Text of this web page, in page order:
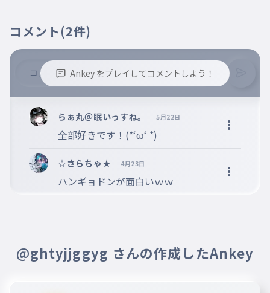
コメント (2件)
Ankey をプレイしてコメントしよう！
※コメントするには、ログインが必要です。
らぁ丸＠眠いっすね。 5月22日
全部好きです！(*‘ω‘ *)
☆さらちゃ★ 4月23日
ハンギョドンが面白いｗｗ
@ghtyjjggyg さんの作成したAnkey